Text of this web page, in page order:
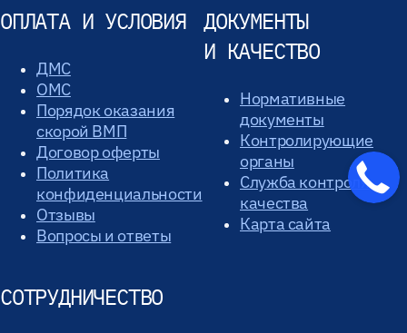
ОПЛАТА И УСЛОВИЯ
ДМС
ОМС
Порядок оказания
скорой ВМП
Договор оферты
Политика
конфиденциальности
Отзывы
Вопросы и ответы
ДОКУМЕНТЫ
И КАЧЕСТВО
Нормативные
документы
Контролирующие
органы
Служба контроля
качества
Карта сайта
СОТРУДНИЧЕСТВО